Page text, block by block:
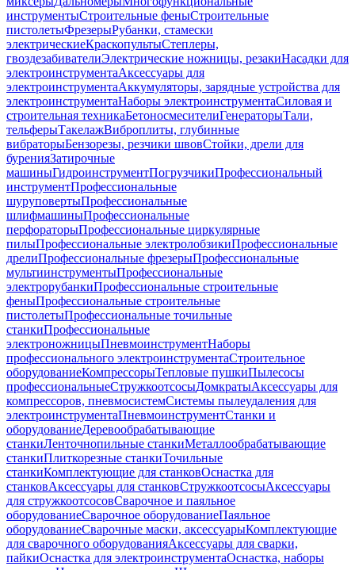
инструментыСтроительные феныСтроительные
пистолетыФрезерыРубанки, стамески
электрическиеКраскопультыСтеплеры,
гвоздезабивателиЭлектрические ножницы, резакиНасадки для
электроинструментаАксессуары для
электроинструментаАккумуляторы, зарядные устройства для
электроинструментаНаборы электроинструментаСиловая и
строительная техникаБетоносмесителиГенераторыТали,
тельферыТакелажВиброплиты, глубинные
вибраторыБензорезы, резчики швовСтойки, дрели для
буренияЗатирочные
машиныГидроинструментПогрузчикиПрофессиональный
инструментПрофессиональные
шуруповертыПрофессиональные
шлифмашиныПрофессиональные
перфораторыПрофессиональные циркулярные
пилыПрофессиональные электролобзикиПрофессиональные
дрелиПрофессиональные фрезерыПрофессиональные
мультиинструментыПрофессиональные
электрорубанкиПрофессиональные строительные
феныПрофессиональные строительные
пистолетыПрофессиональные точильные
станкиПрофессиональные
электроножницыПневмоинструментНаборы
профессионального электроинструментаСтроительное
оборудованиеКомпрессорыТепловые пушкиПылесосы
профессиональныеСтружкоотсосыДомкратыАксессуары для
компрессоров, пневмосистемСистемы пылеудаления для
электроинструментаПневмоинструментСтанки и
оборудованиеДеревообрабатывающие
станкиЛенточнопильные станкиМеталлообрабатывающие
станкиПлиткорезные станкиТочильные
станкиКомплектующие для станковОснастка для
станковАксессуары для станковСтружкоотсосыАксессуары
для стружкоотсосовСварочное и паяльное
оборудованиеСварочное оборудованиеПаяльное
оборудованиеСварочные маски, аксессуарыКомплектующие
для сварочного оборудованияАксессуары для сварки,
пайкиОснастка для электроинструментаОснастка, наборы